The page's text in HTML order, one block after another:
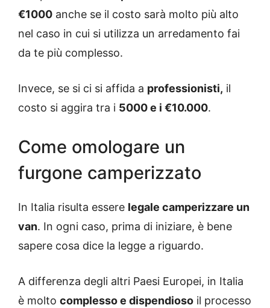
€1000 anche se il costo sarà molto più alto
nel caso in cui si utilizza un arredamento fai
da te più complesso.
Invece, se si ci si affida a professionisti, il
costo si aggira tra i 5000 e i €10.000.
Come omologare un
furgone camperizzato
In Italia risulta essere legale camperizzare un
van. In ogni caso, prima di iniziare, è bene
sapere cosa dice la legge a riguardo.
A differenza degli altri Paesi Europei, in Italia
è molto complesso e dispendioso il processo